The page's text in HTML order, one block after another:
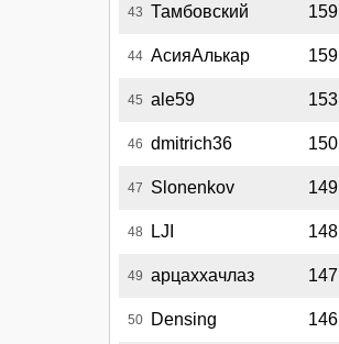
43 Тамбовский 159
44 АсияАлькар 159
45 ale59 153
46 dmitrich36 150
47 Slonenkov 149
48 LJI 148
49 арцаххачлаз 147
50 Densing 146